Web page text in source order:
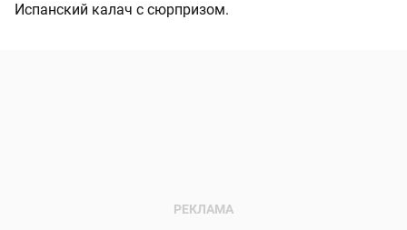
Испанский калач с сюрпризом.